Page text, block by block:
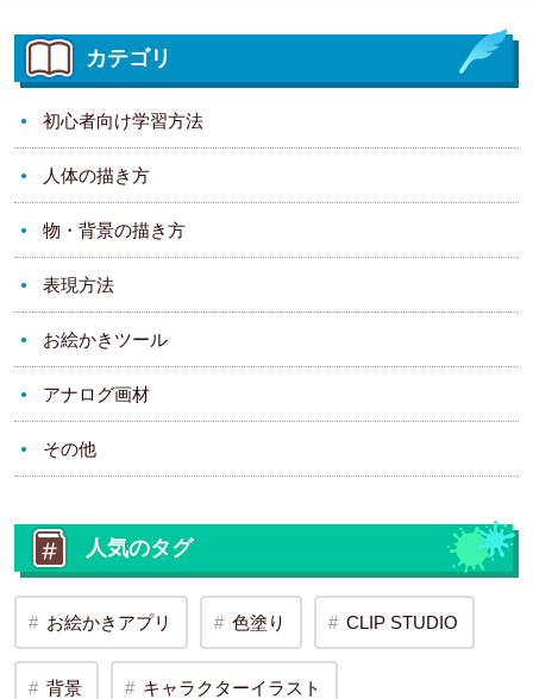
カテゴリ
初心者向け学習方法
人体の描き方
物・背景の描き方
表現方法
お絵かきツール
アナログ画材
その他
人気のタグ
お絵かきアプリ 色塗り CLIP STUDIO
背景 キャラクターイラスト